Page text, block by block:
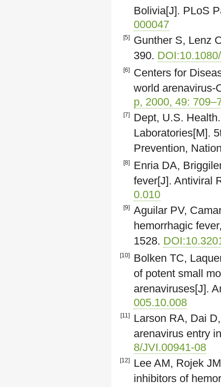
Bolivia[J]. PLoS
000047
[5]
Gunther S, Lenz
390.
[6]
Centers for
world arenavirus-
p, 2000, 49:
[7]
Dept, U.S.
Laboratories[M].
Prevention,
[8]
Enria DA,
fever[J]. Antiviral
0.010
[9]
Aguilar PV,
hemorrhagic
1528.
[10]
Bolken TC,
of potent small
arenaviruses[J].
005.10.008
[11]
Larson RA, Dai
arenavirus entry
8/JVI.00941-08
[12]
Lee AM, Rojek
inhibitors of